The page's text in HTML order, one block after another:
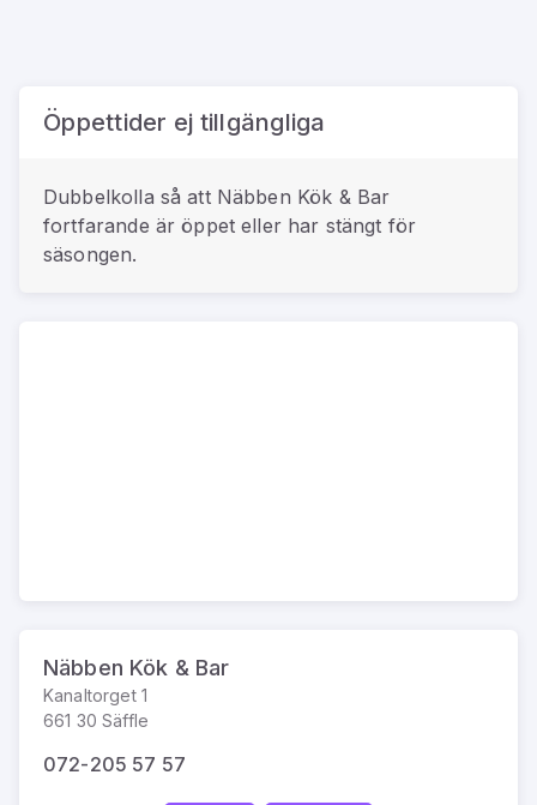
Öppettider ej tillgängliga
Dubbelkolla så att Näbben Kök & Bar
fortfarande är öppet eller har stängt för
säsongen.
Näbben Kök & Bar
Kanaltorget 1
661 30 Säffle
072-205 57 57